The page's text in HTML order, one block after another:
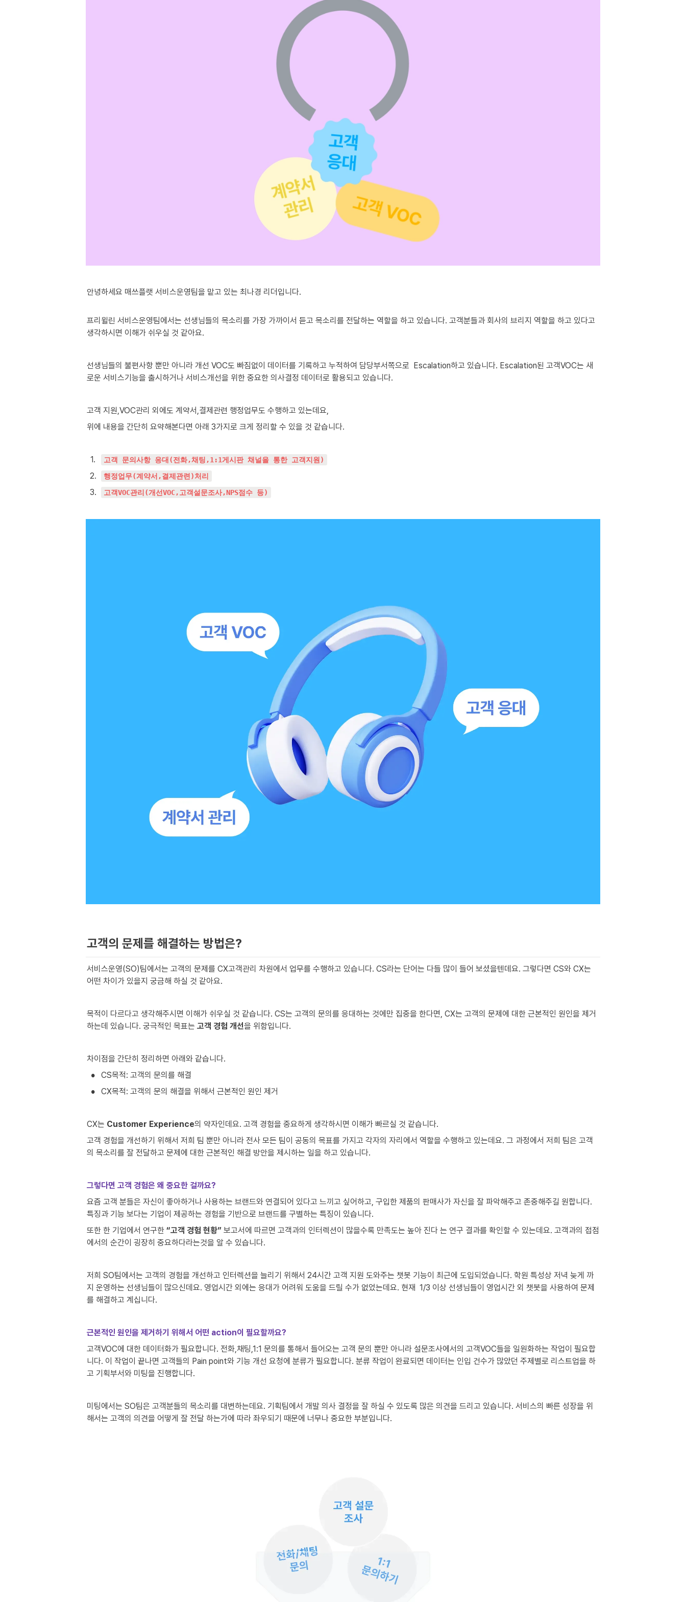
안녕하세요 매쓰플랫 서비스운영팀을 맡고 있는 최나경 리더입니다.
프리윌린 서비스운영팀에서는 선생님들의 목소리를 가장 가까이서 듣고 목소리를 전달하는 역할을 하고 있습니다. 고객분들과 회사의 브리지 역할을 하고 있다고
생각하시면 이해가 쉬우실 것 같아요.
선생님들의 불편사항 뿐만 아니라 개선 VOC도 빠짐없이 데이터를 기록하고 누적하여 담당부서쪽으로  Escalation하고 있습니다. Escalation된 고객VOC는 새
로운 서비스기능을 출시하거나 서비스개선을 위한 중요한 의사결정 데이터로 활용되고 있습니다.
고객 지원,VOC관리 외에도 계약서,결제관련 행정업무도 수행하고 있는데요,
위에 내용을 간단히 요약해본다면 아래 3가지로 크게 정리할 수 있을 것 같습니다.
1. 고객 문의사항 응대(전화,채팅,1:1게시판 채널을 통한 고객지원)
2. 행정업무(계약서,결제관련)처리
3. 고객VOC관리(개선VOC,고객설문조사,NPS점수 등)
고객의 문제를 해결하는 방법은?
서비스운영(SO)팀에서는 고객의 문제를 CX고객관리 차원에서 업무를 수행하고 있습니다. CS라는 단어는 다들 많이 들어 보셨을텐데요. 그렇다면 CS와 CX는
어떤 차이가 있을지 궁금해 하실 것 같아요.
목적이 다르다고 생각해주시면 이해가 쉬우실 것 같습니다. CS는 고객의 문의를 응대하는 것에만 집중을 한다면, CX는 고객의 문제에 대한 근본적인 원인을 제거
하는데 있습니다. 궁극적인 목표는 고객 경험 개선을 위함입니다.
차이점을 간단히 정리하면 아래와 같습니다.
• CS목적: 고객의 문의를 해결
• CX목적: 고객의 문의 해결을 위해서 근본적인 원인 제거
CX는 Customer Experience의 약자인데요. 고객 경험을 중요하게 생각하시면 이해가 빠르실 것 같습니다.
고객 경험을 개선하기 위해서 저희 팀 뿐만 아니라 전사 모든 팀이 공동의 목표를 가지고 각자의 자리에서 역할을 수행하고 있는데요. 그 과정에서 저희 팀은 고객
의 목소리를 잘 전달하고 문제에 대한 근본적인 해결 방안을 제시하는 일을 하고 있습니다.
그렇다면 고객 경험은 왜 중요한 걸까요?
요즘 고객 분들은 자신이 좋아하거나 사용하는 브랜드와 연결되어 있다고 느끼고 싶어하고, 구입한 제품의 판매사가 자신을 잘 파악해주고 존중해주길 원합니다.
특징과 기능 보다는 기업이 제공하는 경험을 기반으로 브랜드를 구별하는 특징이 있습니다.
또한 한 기업에서 연구한 “고객 경험 현황” 보고서에 따르면 고객과의 인터렉션이 많을수록 만족도는 높아 진다 는 연구 결과를 확인할 수 있는데요. 고객과의 접점
에서의 순간이 굉장히 중요하다라는것을 알 수 있습니다.
저희 SO팀에서는 고객의 경험을 개선하고 인터렉션을 늘리기 위해서 24시간 고객 지원 도와주는 챗봇 기능이 최근에 도입되었습니다. 학원 특성상 저녁 늦게 까
지 운영하는 선생님들이 많으신데요. 영업시간 외에는 응대가 어려워 도움을 드릴 수가 없었는데요. 현재  1/3 이상 선생님들이 영업시간 외 챗봇을 사용하여 문제
를 해결하고 계십니다.
근본적인 원인을 제거하기 위해서 어떤 action이 필요할까요?
고객VOC에 대한 데이터화가 필요합니다. 전화,채팅,1:1 문의를 통해서 들어오는 고객 문의 뿐만 아니라 설문조사에서의 고객VOC들을 일원화하는 작업이 필요합
니다. 이 작업이 끝나면 고객들의 Pain point와 기능 개선 요청에 분류가 필요합니다. 분류 작업이 완료되면 데이터는 인입 건수가 많았던 주제별로 리스트업을 하
고 기획부서와 미팅을 진행합니다.
미팅에서는 SO팀은 고객분들의 목소리를 대변하는데요. 기획팀에서 개발 의사 결정을 잘 하실 수 있도록 많은 의견을 드리고 있습니다. 서비스의 빠른 성장을 위
해서는 고객의 의견을 어떻게 잘 전달 하는가에 따라 좌우되기 때문에 너무나 중요한 부분입니다.